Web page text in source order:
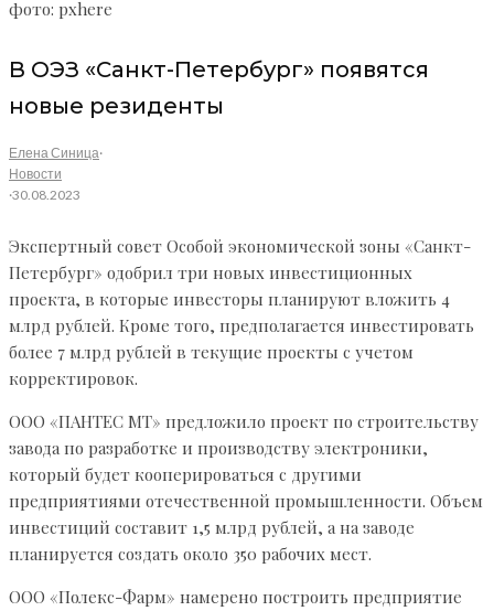
фото: pxhere
В ОЭЗ «Санкт-Петербург» появятся
новые резиденты
Елена Синица·
Новости
·30.08.2023
Экспертный совет Особой экономической зоны «Санкт-
Петербург» одобрил три новых инвестиционных
проекта, в которые инвесторы планируют вложить 4
млрд рублей. Кроме того, предполагается инвестировать
более 7 млрд рублей в текущие проекты с учетом
корректировок.
ООО «ПАНТЕС МТ» предложило проект по строительству
завода по разработке и производству электроники,
который будет кооперироваться с другими
предприятиями отечественной промышленности. Объем
инвестиций составит 1,5 млрд рублей, а на заводе
планируется создать около 350 рабочих мест.
ООО «Полекс-Фарм» намерено построить предприятие